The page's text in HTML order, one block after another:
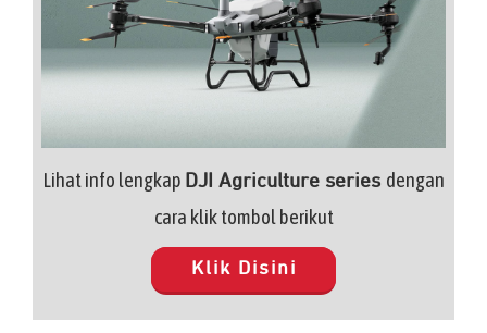
Lihat info lengkap DJI Agriculture series dengan
cara klik tombol berikut
Klik Disini